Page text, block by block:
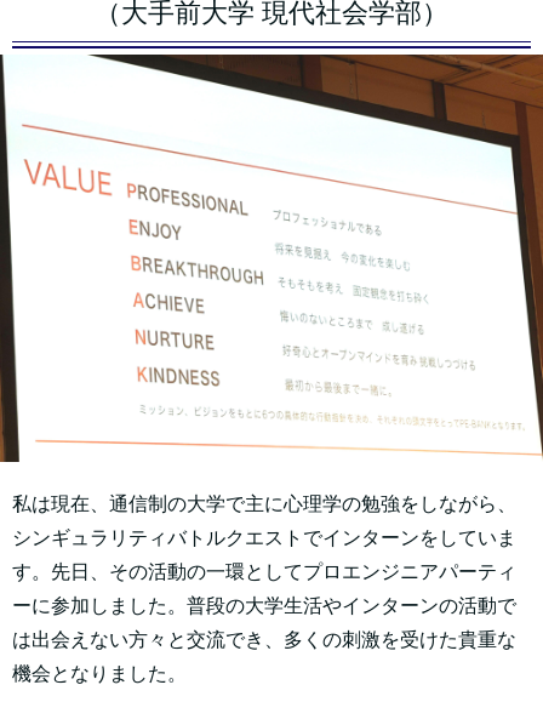
（大手前大学 現代社会学部）
私は現在、通信制の大学で主に心理学の勉強をしながら、
シンギュラリティバトルクエストでインターンをしていま
す。先日、その活動の一環としてプロエンジニアパーティ
ーに参加しました。普段の大学生活やインターンの活動で
は出会えない方々と交流でき、多くの刺激を受けた貴重な
機会となりました。